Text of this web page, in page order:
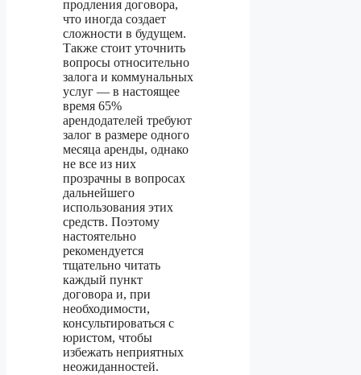
продления договора,
что иногда создает
сложности в будущем.
Также стоит уточнить
вопросы относительно
залога и коммунальных
услуг — в настоящее
время 65%
арендодателей требуют
залог в размере одного
месяца аренды, однако
не все из них
прозрачны в вопросах
дальнейшего
использования этих
средств. Поэтому
настоятельно
рекомендуется
тщательно читать
каждый пункт
договора и, при
необходимости,
консультироваться с
юристом, чтобы
избежать неприятных
неожиданностей.